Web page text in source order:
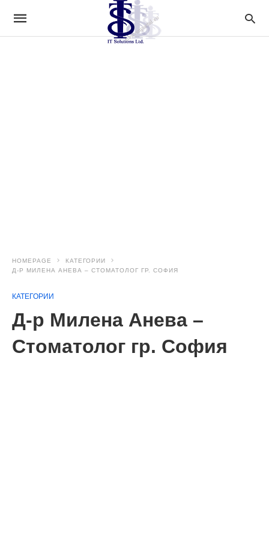
HOMEPAGE
КАТЕГОРИИ
Д-Р МИЛЕНА АНЕВА – СТОМАТОЛОГ ГР. СОФИЯ
КАТЕГОРИИ
Д-р Милена Анева –
Стоматолог гр. София